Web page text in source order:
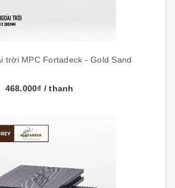
trời MPC Fortadeck - Gold Sand
468.000₫ / thanh